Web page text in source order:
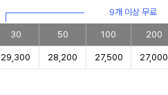
9개 이상 무료
30 50 100 200
29,300 28,200 27,500 27,000